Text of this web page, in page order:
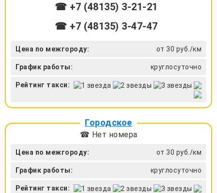
☎ +7 (48135) 3-21-21
☎ +7 (48135) 3-47-47
Цена по межгороду: от 30 руб./км
График работы: круглосуточно
Рейтинг такси:
Городское
☎ Нет номера
Цена по межгороду: от 30 руб./км
График работы: круглосуточно
Рейтинг такси: